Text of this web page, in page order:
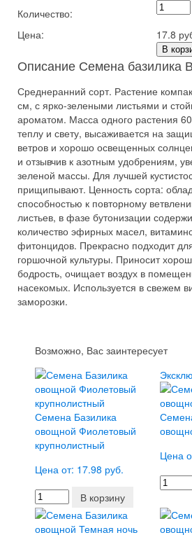
Количество:
Цена:
17.8
В
Описание Семена базилика
Среднеранний сорт. Растение
см, с ярко-зелеными листьями и
ароматом. Масса одного растения
теплу и свету, высаживается на
ветров и хорошо освещенных
и отзывчив к азотным удобрениям,
зеленой массы. Для лучшей
прищипывают. Ценность сорта:
способностью к повторному
листьев, в фазе бутонизации
количество эфирных масел,
фитонцидов. Прекрасно подходит
горшочной культуры. Приносит
бодрость, очищает воздух в
насекомых. Используется в свежем
заморозки.
Возможно, Вас заинтересует
Семена Базилика
овощной Фиолетовый
крупнолистный
Цена от: 17.98 руб.
В корзину
Цена